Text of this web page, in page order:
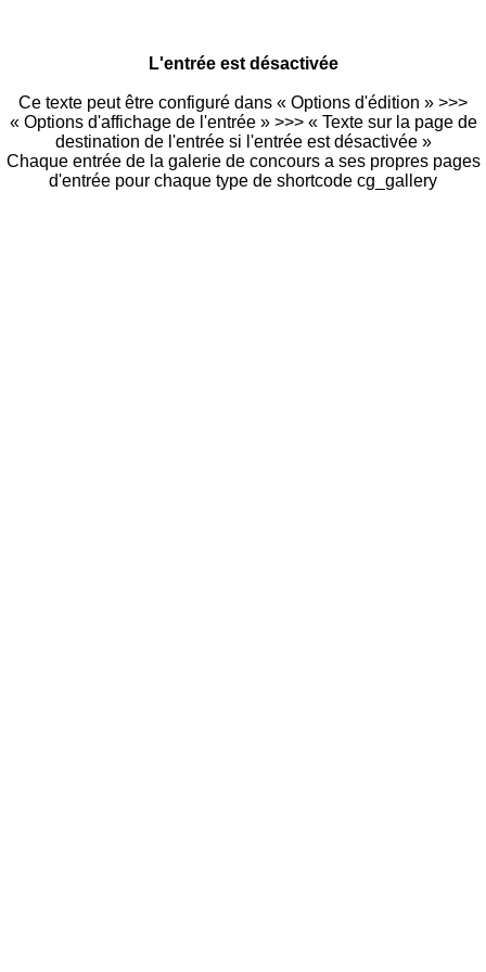
L'entrée est désactivée
Ce texte peut être configuré dans « Options d'édition » >>>
« Options d'affichage de l'entrée » >>> « Texte sur la page de
destination de l'entrée si l'entrée est désactivée »
Chaque entrée de la galerie de concours a ses propres pages
d'entrée pour chaque type de shortcode cg_gallery